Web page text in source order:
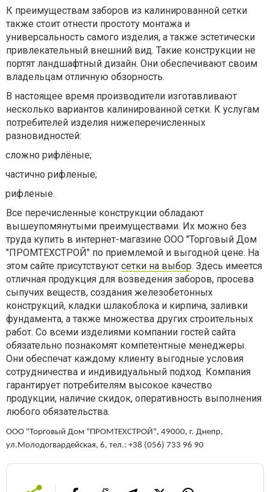
К преимуществам заборов из калинированной сетки
также стоит отнести простоту монтажа и
универсальность самого изделия, а также эстетически
привлекательный внешний вид. Такие конструкции не
портят ландшафтный дизайн. Они обеспечивают своим
владельцам отличную обзорность.
В настоящее время производители изготавливают
несколько вариантов калинированной сетки. К услугам
потребителей изделия нижеперечисленных
разновидностей:
сложно рифлёные;
частично рифленые;
рифленые.
Все перечисленные конструкции обладают
вышеупомянутыми преимуществами. Их можно без
труда купить в интернет-магазине ООО "Торговый Дом
"ПРОМТЕХСТРОЙ" по приемлемой и выгодной цене. На
этом сайте присутствуют сетки на выбор. Здесь имеется
отличная продукция для возведения заборов, просева
сыпучих веществ, создания железобетонных
конструкций, кладки шлакоблока и кирпича, заливки
фундамента, а также множества других строительных
работ. Со всеми изделиями компании гостей сайта
обязательно познакомят компетентные менеджеры.
Они обеспечат каждому клиенту выгодные условия
сотрудничества и индивидуальный подход. Компания
гарантирует потребителям высокое качество
продукции, наличие скидок, оперативность выполнения
любого обязательства.
ООО "Торговый Дом "ПРОМТЕХСТРОЙ", 49000, г. Днепр,
ул.Молодогвардейская, 6, тел.: +38 (056) 733 96 90